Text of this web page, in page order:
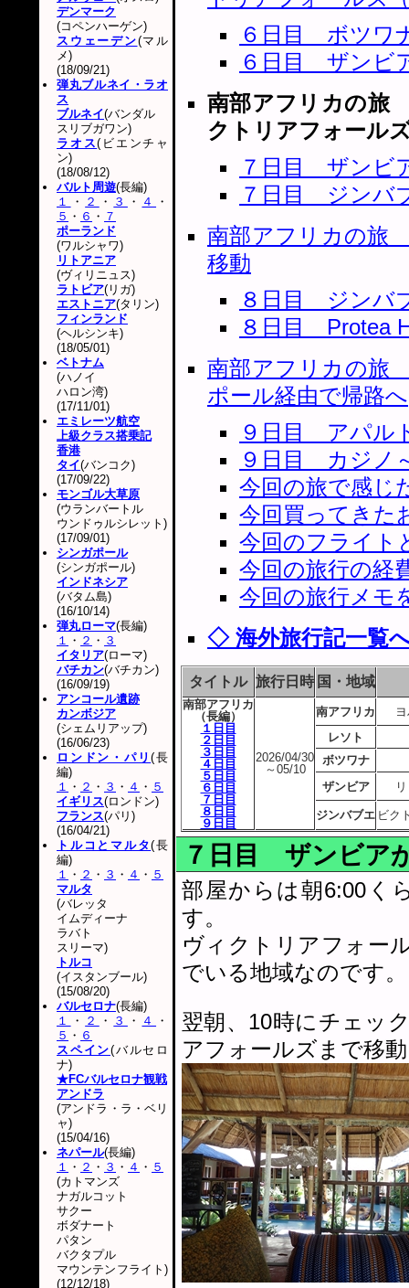
６日目 ボツワ
６日目 ザンビ
南部アフリカの旅
クトリアフォール
７日目 ザンビ
７日目 ジンバ
南部アフリカの旅
移動
８日目 ジンバ
８日目 Protea
南部アフリカの旅
ポール経由で帰路へ
９日目 アパル
９日目 カジノ
今回の旅で感じ
今回買ってきた
今回のフライト
今回の旅行の経
今回の旅行メモ
◇ 海外旅行記一覧
タイトル 旅行日時 国・地域
南部アフリカ
（長編）
１日目
２日目
３日目
４日目
５日目
６日目
７日目
８日目
９日目
2026/04/30
～05/10
南アフリカ
レソト
ボツワナ
ザンビア
ジンバブエ ビク
７日目 ザンビア
部屋からは朝6:00く
す。
ヴィクトリアフォー
でいる地域なのです。
翌朝、10時にチェッ
アフォールズまで移
デンマーク
(コペンハーゲン)
スウェーデン(マル
メ)
(18/09/21)
弾丸ブルネイ・ラオ
ス
ブルネイ(バンダル
スリブガワン)
ラオス(ビエンチャ
ン)
(18/08/12)
バルト周遊(長編)
１
・ ２ ・ ３ ・ ４
・
５ ・ ６ ・ ７
ポーランド
(ワルシャワ)
リトアニア
(ヴィリニュス)
ラトビア(リガ)
エストニア(タリン)
フィンランド
(ヘルシンキ)
(18/05/01)
ベトナム
(ハノイ
ハロン湾)
(17/11/01)
エミレーツ航空
上級クラス搭乗記
香港
タイ(バンコク)
(17/09/22)
モンゴル大草原
(ウランバートル
ウンドゥルシレット)
(17/09/01)
シンガポール
(シンガポール)
インドネシア
(バタム島)
(16/10/14)
弾丸ローマ(長編)
１ ・ ２ ・ ３
イタリア(ローマ)
バチカン(バチカン)
(16/09/19)
アンコール遺跡
カンボジア
(シェムリアップ)
(16/06/23)
ロンドン・パリ(長
編)
１ ・ ２ ・ ３ ・ ４ ・ ５
イギリス(ロンドン)
フランス(パリ)
(16/04/21)
トルコとマルタ(長
編)
１ ・ ２ ・ ３ ・ ４ ・ ５
マルタ
(バレッタ
イムディーナ
ラバト
スリーマ)
トルコ
(イスタンブール)
(15/08/20)
バルセロナ(長編)
１
・ ２ ・ ３ ・ ４
・
５ ・ ６
スペイン(バルセロ
ナ)
★FCバルセロナ観戦
アンドラ
(アンドラ・ラ・ベリ
ャ)
(15/04/16)
ネパール(長編)
１ ・ ２ ・ ３ ・ ４ ・ ５
(カトマンズ
ナガルコット
サクー
ボダナート
パタン
バクタプル
マウンテンフライト)
(12/12/18)